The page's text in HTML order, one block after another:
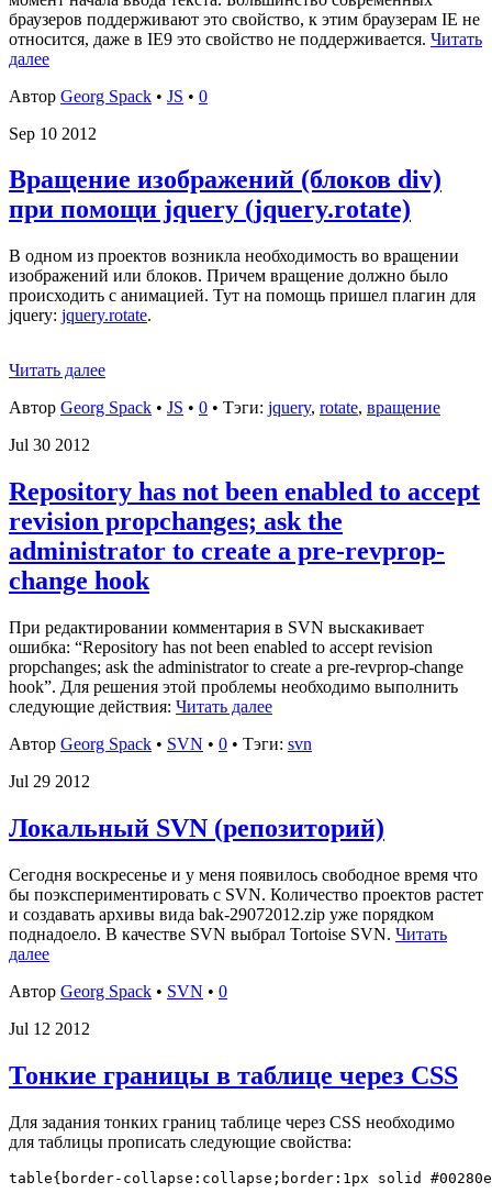
браузеров поддерживают это свойство, к этим браузерам IE не
относится, даже в IE9 это свойство не поддерживается. Читать
далее
Автор Georg Spack • JS • 0
Sep 10 2012
Вращение изображений (блоков div)
при помощи jquery (jquery.rotate)
В одном из проектов возникла необходимость во вращении
изображений или блоков. Причем вращение должно было
происходить с анимацией. Тут на помощь пришел плагин для
jquery: jquery.rotate.
Читать далее
Автор Georg Spack • JS • 0 • Тэги: jquery, rotate, вращение
Jul 30 2012
Repository has not been enabled to accept
revision propchanges; ask the
administrator to create a pre-revprop-
change hook
При редактировании комментария в SVN выскакивает
ошибка: “Repository has not been enabled to accept revision
propchanges; ask the administrator to create a pre-revprop-change
hook”. Для решения этой проблемы необходимо выполнить
следующие действия: Читать далее
Автор Georg Spack • SVN • 0 • Тэги: svn
Jul 29 2012
Локальный SVN (репозиторий)
Сегодня воскресенье и у меня появилось свободное время что
бы поэкспериментировать с SVN. Количество проектов растет
и создавать архивы вида bak-29072012.zip уже порядком
поднадоело. В качестве SVN выбрал Tortoise SVN. Читать
далее
Автор Georg Spack • SVN • 0
Jul 12 2012
Тонкие границы в таблице через CSS
Для задания тонких границ таблице через CSS необходимо
для таблицы прописать следующие свойства: